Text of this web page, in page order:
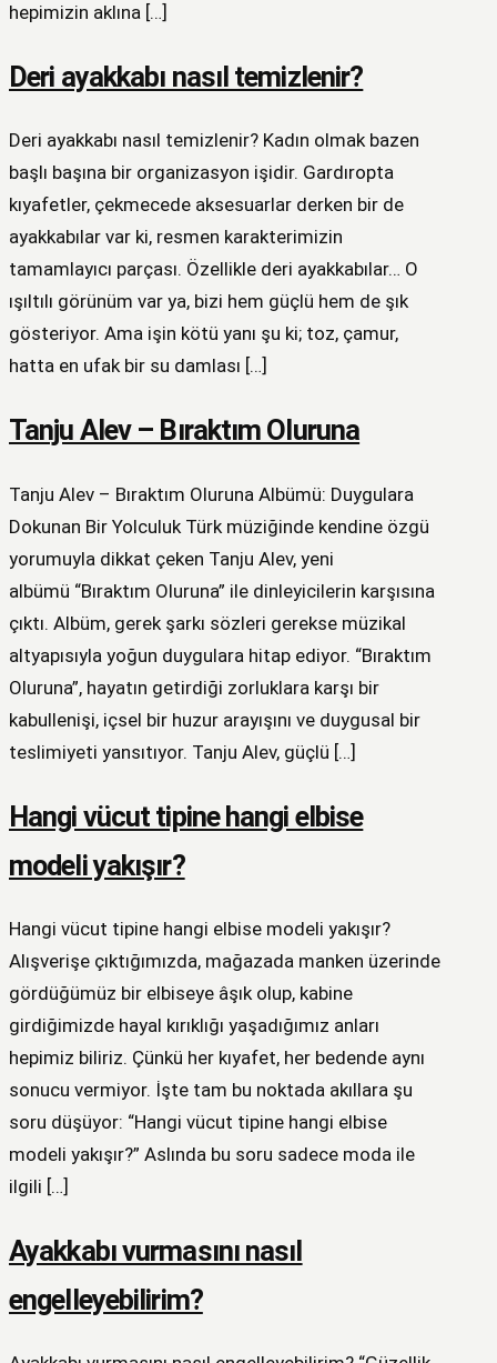
hepimizin aklına […]
Deri ayakkabı nasıl temizlenir?
Deri ayakkabı nasıl temizlenir? Kadın olmak bazen
başlı başına bir organizasyon işidir. Gardıropta
kıyafetler, çekmecede aksesuarlar derken bir de
ayakkabılar var ki, resmen karakterimizin
tamamlayıcı parçası. Özellikle deri ayakkabılar… O
ışıltılı görünüm var ya, bizi hem güçlü hem de şık
gösteriyor. Ama işin kötü yanı şu ki; toz, çamur,
hatta en ufak bir su damlası […]
Tanju Alev – Bıraktım Oluruna
Tanju Alev – Bıraktım Oluruna Albümü: Duygulara
Dokunan Bir Yolculuk Türk müziğinde kendine özgü
yorumuyla dikkat çeken Tanju Alev, yeni
albümü “Bıraktım Oluruna” ile dinleyicilerin karşısına
çıktı. Albüm, gerek şarkı sözleri gerekse müzikal
altyapısıyla yoğun duygulara hitap ediyor. “Bıraktım
Oluruna”, hayatın getirdiği zorluklara karşı bir
kabullenişi, içsel bir huzur arayışını ve duygusal bir
teslimiyeti yansıtıyor. Tanju Alev, güçlü […]
Hangi vücut tipine hangi elbise
modeli yakışır?
Hangi vücut tipine hangi elbise modeli yakışır?
Alışverişe çıktığımızda, mağazada manken üzerinde
gördüğümüz bir elbiseye âşık olup, kabine
girdiğimizde hayal kırıklığı yaşadığımız anları
hepimiz biliriz. Çünkü her kıyafet, her bedende aynı
sonucu vermiyor. İşte tam bu noktada akıllara şu
soru düşüyor: “Hangi vücut tipine hangi elbise
modeli yakışır?” Aslında bu soru sadece moda ile
ilgili […]
Ayakkabı vurmasını nasıl
engelleyebilirim?